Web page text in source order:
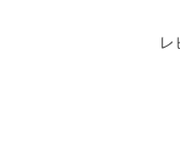
レ